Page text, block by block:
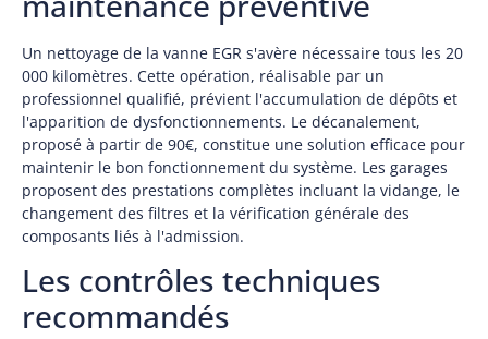
Un nettoyage de la vanne EGR s'avère nécessaire tous les 20
000 kilomètres. Cette opération, réalisable par un
professionnel qualifié, prévient l'accumulation de dépôts et
l'apparition de dysfonctionnements. Le décanalement,
proposé à partir de 90€, constitue une solution efficace pour
maintenir le bon fonctionnement du système. Les garages
proposent des prestations complètes incluant la vidange, le
changement des filtres et la vérification générale des
composants liés à l'admission.
Les contrôles techniques
recommandés